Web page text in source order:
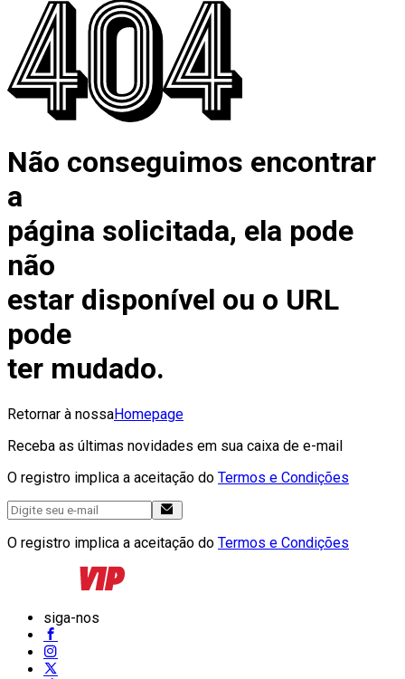
Não conseguimos encontrar
a
página solicitada, ela pode
não
estar disponível ou o URL
pode
ter mudado.
Retornar à nossaHomepage
Receba as últimas novidades em sua caixa de e-mail
O registro implica a aceitação do Termos e Condições
O registro implica a aceitação do Termos e Condições
siga-nos